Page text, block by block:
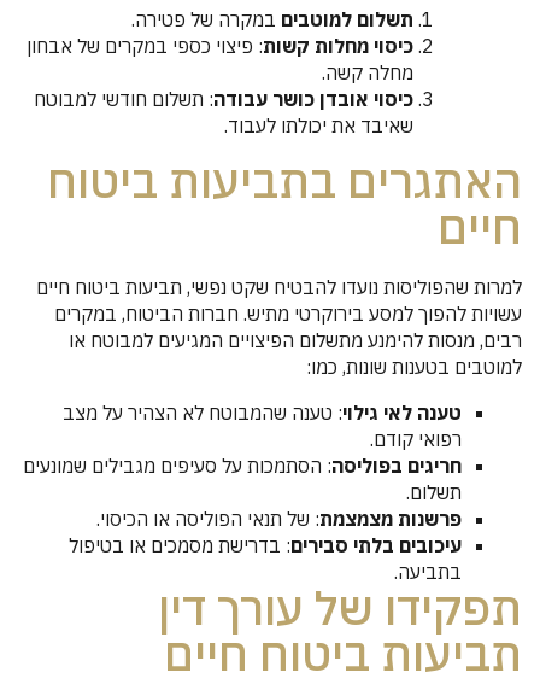
תשלום למוטבים במקרה של פטירה.
כיסוי מחלות קשות: פיצוי כספי במקרים של אבחון
מחלה קשה.
כיסוי אובדן כושר עבודה: תשלום חודשי למבוטח
שאיבד את יכולתו לעבוד.
האתגרים בתביעות ביטוח
חיים
למרות שהפוליסות נועדו להבטיח שקט נפשי, תביעות ביטוח חיים
עשויות להפוך למסע בירוקרטי מתיש. חברות הביטוח, במקרים
רבים, מנסות להימנע מתשלום הפיצויים המגיעים למבוטח או
למוטבים בטענות שונות, כמו:
טענה לאי גילוי: טענה שהמבוטח לא הצהיר על מצב
רפואי קודם.
חריגים בפוליסה: הסתמכות על סעיפים מגבילים שמונעים
תשלום.
פרשנות מצמצמת: של תנאי הפוליסה או הכיסוי.
עיכובים בלתי סבירים: בדרישת מסמכים או בטיפול
בתביעה.
תפקידו של עורך דין
תביעות ביטוח חיים